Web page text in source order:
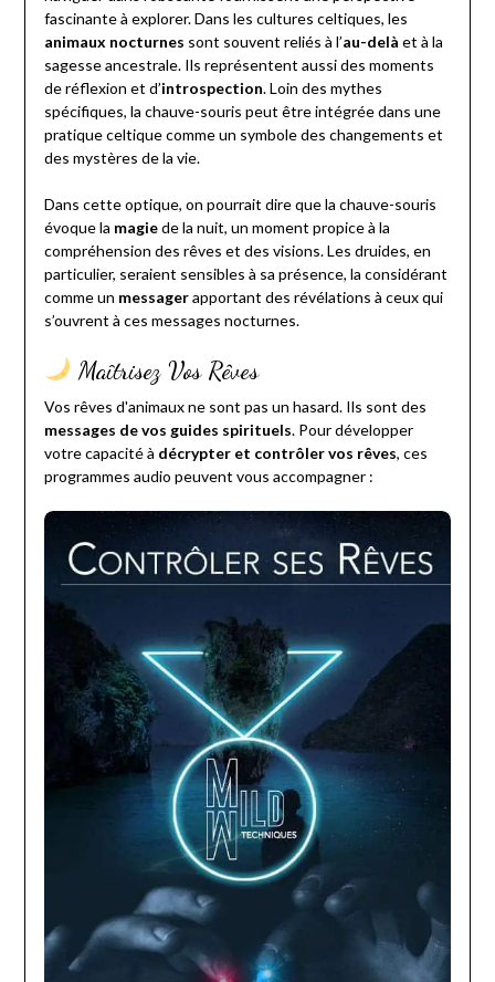
fascinante à explorer. Dans les cultures celtiques, les
animaux nocturnes sont souvent reliés à l’au-delà et à la
sagesse ancestrale. Ils représentent aussi des moments
de réflexion et d’introspection. Loin des mythes
spécifiques, la chauve-souris peut être intégrée dans une
pratique celtique comme un symbole des changements et
des mystères de la vie.
Dans cette optique, on pourrait dire que la chauve-souris
évoque la magiede la nuit, un moment propice à la
compréhension des rêves et des visions. Les druides, en
particulier, seraient sensibles à sa présence, la considérant
comme un messagerapportant des révélations à ceux qui
s’ouvrent à ces messages nocturnes.
Maîtrisez Vos Rêves
Vos rêves d'animaux ne sont pas un hasard. Ils sont des
messages de vos guides spirituels. Pour développer
votre capacité à décrypter et contrôler vos rêves, ces
programmes audio peuvent vous accompagner :